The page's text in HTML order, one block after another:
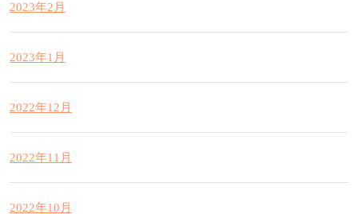
2023年2月
2023年1月
2022年12月
2022年11月
2022年10月